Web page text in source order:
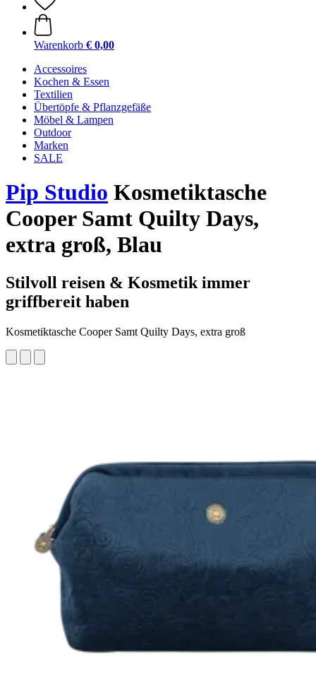
Warenkorb € 0,00
Accessoires
Kochen & Essen
Textilien
Übertöpfe & Pflanzgefäße
Möbel & Lampen
Outdoor
Marken
SALE
Pip Studio Kosmetiktasche
Cooper Samt Quilty Days,
extra groß, Blau
Stilvoll reisen & Kosmetik immer
griffbereit haben
Kosmetiktasche Cooper Samt Quilty Days, extra groß